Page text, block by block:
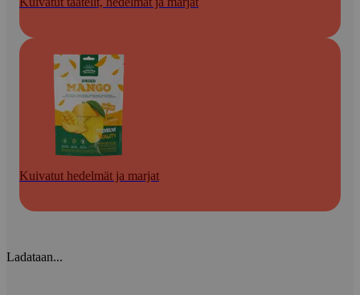
Kuivatut hedelmät ja marjat
Ladataan...